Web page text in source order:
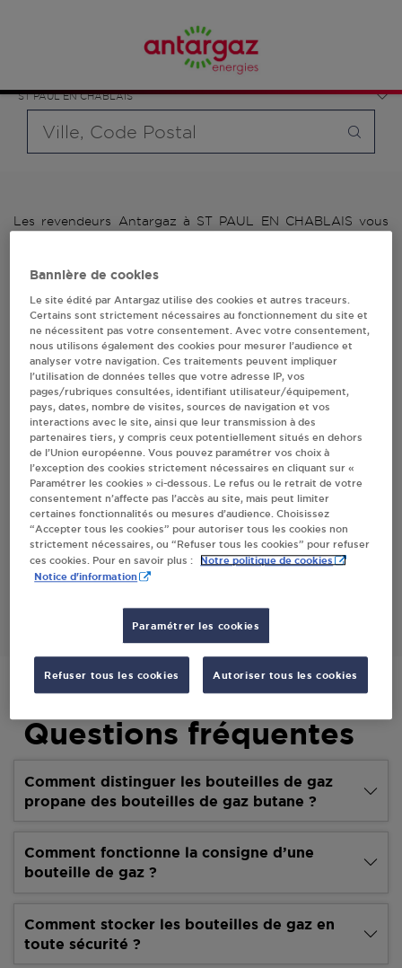
ST PAUL EN CHABLAIS
bouteille souhaité et le type de point de vente (revendeur /
distributeur automatique de bouteilles de gaz ou station GPL
carburant)
Les revendeurs Antargaz à ST PAUL EN CHABLAIS vous
des revendeurs Antargaz à ST PAUL EN CHABLAIS,
distributeurs de bouteilles de gaz.
1 revendeur(s) Antargaz
à ST PAUL EN CHABLAIS
Villes
PETIT CASINO ST PAUL EN CHABLAIS
131 ROUTE DE CHABLAIS
74500ST PAUL EN CHABLAIS
Questions fréquentes
Comment distinguer les bouteilles de gaz
propane des bouteilles de gaz butane ?
Comment fonctionne la consigne d’une
bouteille de gaz ?
Comment stocker les bouteilles de gaz en
toute sécurité ?
Bannière de cookies
Le site édité par Antargaz utilise des cookies et autres traceurs.
Certains sont strictement nécessaires au fonctionnement du site et
ne nécessitent pas votre consentement. Avec votre consentement,
nous utilisons également des cookies pour mesurer l’audience et
analyser votre navigation. Ces traitements peuvent impliquer
l’utilisation de données telles que votre adresse IP, vos
pages/rubriques consultées, identifiant utilisateur/équipement,
pays, dates, nombre de visites, sources de navigation et vos
interactions avec le site, ainsi que leur transmission à des
partenaires tiers, y compris ceux potentiellement situés en dehors
de l’Union européenne. Vous pouvez paramétrer vos choix à
l’exception des cookies strictement nécessaires en cliquant sur «
Paramétrer les cookies » ci-dessous. Le refus ou le retrait de votre
consentement n’affecte pas l’accès au site, mais peut limiter
certaines fonctionnalités ou mesures d’audience. Choisissez
“Accepter tous les cookies” pour autoriser tous les cookies non
strictement nécessaires, ou “Refuser tous les cookies” pour refuser
ces cookies. Pour en savoir plus :
Notre politique de cookies
Notice d'information
Paramétrer les cookies
Refuser tous les cookies Autoriser tous les cookies